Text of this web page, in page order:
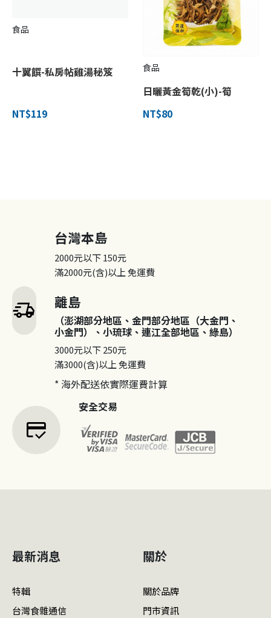
食品
十翼饌-私房帖雞湯秘笈
NT$119
食品
日曬黃金筍乾(小)-筍
NT$80
delivery_truck_speed
台灣本島
2000元以下150元
滿2000元(含)以上免運費
離島
（澎湖部分地區、金門部分地區（大金門、
小金門）、小琉球、連江全部地區、綠島）
3000元以下250元
滿3000(含)以上免運費
* 海外配送依實際運費計算
credit_score
安全交易
最新消息
特輯
台灣食雜通信
關於
關於品牌
門市資訊